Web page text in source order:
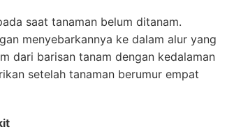
saat tanaman belum ditanam.
menyebarkannya ke dalam alur yang
dari barisan tanam dengan kedalaman
setelah tanaman berumur empat